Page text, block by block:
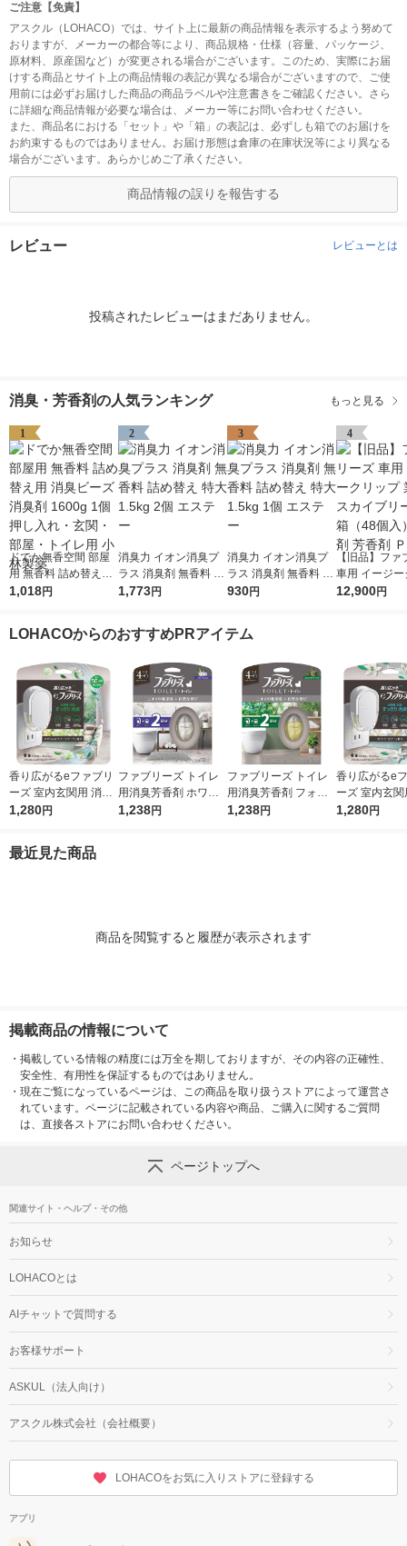
ご注意【免責】
アスクル（LOHACO）では、サイト上に最新の商品情報を表示するよう努めて
おりますが、メーカーの都合等により、商品規格・仕様（容量、パッケージ、
原材料、原産国など）が変更される場合がございます。このため、実際にお届
けする商品とサイト上の商品情報の表記が異なる場合がございますので、ご使
用前には必ずお届けした商品の商品ラベルや注意書きをご確認ください。さら
に詳細な商品情報が必要な場合は、メーカー等にお問い合わせください。
また、商品名における「セット」や「箱」の表記は、必ずしも箱でのお届けを
お約束するものではありません。お届け形態は倉庫の在庫状況等により異なる
場合がございます。あらかじめご了承ください。
商品情報の誤りを報告する
レビュー レビューとは
投稿されたレビューはまだありません。
消臭・芳香剤の人気ランキング もっと見る
1
ドでか無香空間 部屋
用 無香料 詰め替え用
消臭ビーズ 消臭剤 16
小林製薬
1,018円
2
消臭力 イオン消臭プ
ラス 消臭剤 無香料 詰
め替え 特大 1.5kg 2個
1,773円
3
消臭力 イオン消臭プ
ラス 消臭剤 無香料 詰
め替え 特大 1.5kg 1個
930円
4
【旧品】ファ
車用 イージー
プ 業務用 ス
12,900円
LOHACOからのおすすめPRアイテム
香り広がるeファブリ
ーズ 室内玄関用 消臭
芳香剤 すずらん＆グ
P＆G
1,280円
ファブリーズ トイレ
用消臭芳香剤 ホワイ
トムスクの香り 6.3m
1,238円
ファブリーズ トイレ
用消臭芳香剤 フォレ
スト＆シダーウッドの
1,238円
香り広がるe
ーズ 室内玄
芳香剤 ホワ
1,280円
最近見た商品
商品を閲覧すると履歴が表示されます
掲載商品の情報について
・ 掲載している情報の精度には万全を期しておりますが、その内容の正確性、
安全性、有用性を保証するものではありません。
・ 現在ご覧になっているページは、この商品を取り扱うストアによって運営さ
れています。ページに記載されている内容や商品、ご購入に関するご質問
は、直接各ストアにお問い合わせください。
ページトップへ
関連サイト・ヘルプ・その他
お知らせ
LOHACOとは
AIチャットで質問する
お客様サポート
ASKUL（法人向け）
アスクル株式会社（会社概要）
LOHACOをお気に入りストアに登録する
アプリ